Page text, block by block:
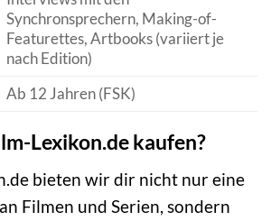
Synchronsprechern, Making-of-
Featurettes, Artbooks (variiert je
nach Edition)
Ab 12 Jahren (FSK)
Lexikon.de kaufen?
bieten wir dir nicht nur eine
Filmen und Serien, sondern